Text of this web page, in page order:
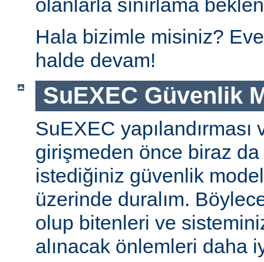
olanlarla sınırlama
Hala bizimle misiniz?
halde devam!
SuEXEC Güvenlik
SuEXEC
girişmeden önce biraz
istediğiniz güvenlik
üzerinde duralım.
olup bitenleri ve
alınacak önlemleri daha